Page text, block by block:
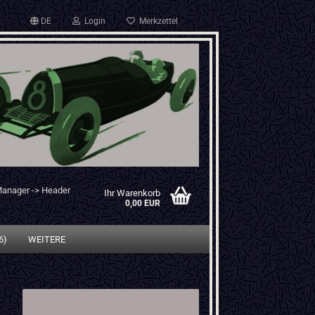
DE Login Merkzettel
-> Header Ihr Warenkorb
0,00 EUR
WEITERE